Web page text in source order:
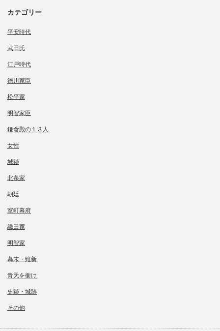
カテゴリー
平安時代
武田氏
江戸時代
徳川家臣
松平家
明智家臣
鎌倉殿の１３人
女性
城跡
北条家
朝廷
室町幕府
織田家
明智家
幕末・維新
青天を衝け
史跡・城跡
その他